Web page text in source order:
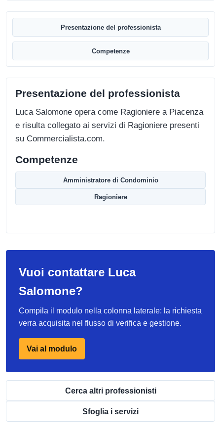
Presentazione del professionista
Competenze
Presentazione del professionista
Luca Salomone opera come Ragioniere a Piacenza
e risulta collegato ai servizi di Ragioniere presenti
su Commercialista.com.
Competenze
Amministratore di Condominio
Ragioniere
Vuoi contattare Luca
Salomone?
Compila il modulo nella colonna laterale: la richiesta
verra acquisita nel flusso di verifica e gestione.
Vai al modulo
Cerca altri professionisti
Sfoglia i servizi